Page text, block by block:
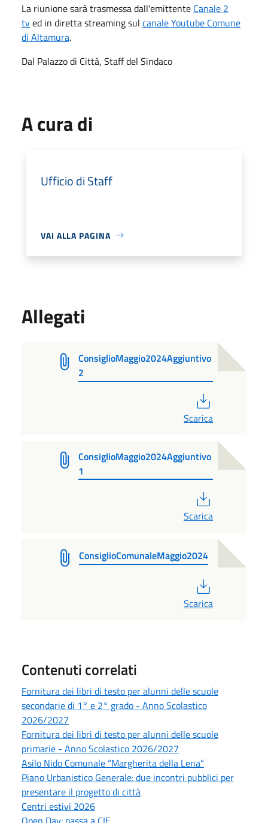
La riunione sarà trasmessa dall'emittente Canale 2
tved in diretta streaming sul canale Youtube Comune
di Altamura.
Dal Palazzo di Città, Staff del Sindaco
A cura di
Ufficio di Staff
VAI ALLA PAGINA
Allegati
ConsiglioMaggio2024Aggiuntivo
2
Scarica
ConsiglioMaggio2024Aggiuntivo
1
Scarica
ConsiglioComunaleMaggio2024
Scarica
Contenuti correlati
Fornitura dei libri di testo per alunni delle scuole
secondarie di 1° e 2° grado - Anno Scolastico
2026/2027
Fornitura dei libri di testo per alunni delle scuole
primarie - Anno Scolastico 2026/2027
Asilo Nido Comunale “Margherita della Lena”
Piano Urbanistico Generale: due incontri pubblici per
presentare il progetto di città
Centri estivi 2026